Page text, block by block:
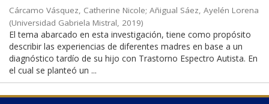
Cárcamo Vásquez, Catherine Nicole; Añigual Sáez, Ayelén Lorena
(Universidad Gabriela Mistral, 2019)
El tema abarcado en esta investigación, tiene como propósito
describir las experiencias de diferentes madres en base a un
diagnóstico tardío de su hijo con Trastorno Espectro Autista. En
el cual se planteó un ...